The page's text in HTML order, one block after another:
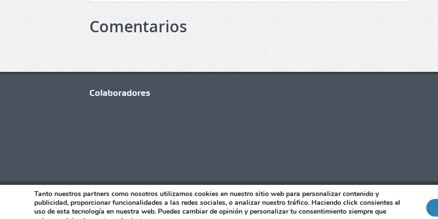
Comentarios
Colaboradores
Copyright © Todos los Derechos Reservados - 2021 |Realizado con porManu Jiménez
Tanto nuestros partners como nosotros utilizamos cookies en nuestro sitio web para personalizar contenido y
publicidad, proporcionar funcionalidades a las redes sociales, o analizar nuestro tráfico. Haciendo click consientes el
uso de esta tecnología en nuestra web. Puedes cambiar de opinión y personalizar tu consentimiento siempre que